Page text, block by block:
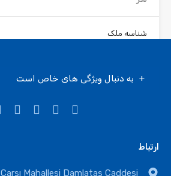
شناسه ملک
به دنبال ویژگی های خاص است
انواع املاک
ارتباط
Çarşı Mahallesi Damlataş Caddesi